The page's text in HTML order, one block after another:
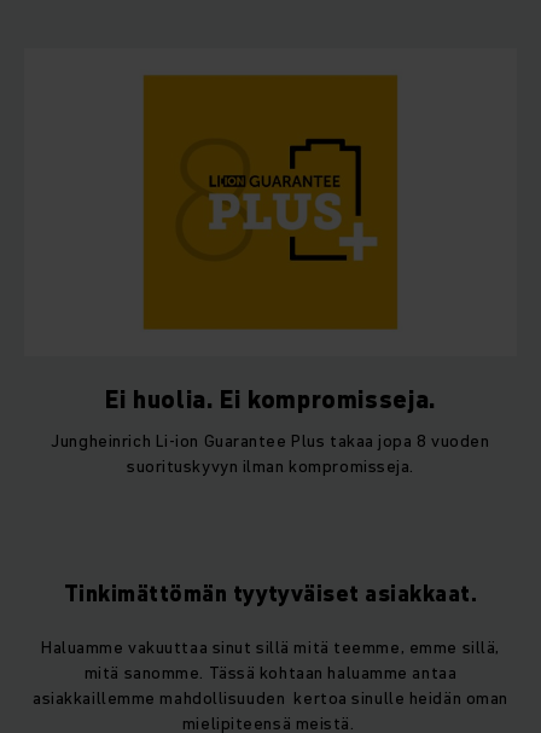
Ei huolia. Ei kompromisseja.
Jungheinrich Li-ion Guarantee Plus takaa jopa 8 vuoden
suorituskyvyn ilman kompromisseja.
Tinkimättömän tyytyväiset asiakkaat.
Haluamme vakuuttaa sinut sillä mitä teemme, emme sillä,
mitä sanomme. Tässä kohtaan haluamme antaa
asiakkaillemme mahdollisuuden kertoa sinulle heidän oman
mielipiteensä meistä.